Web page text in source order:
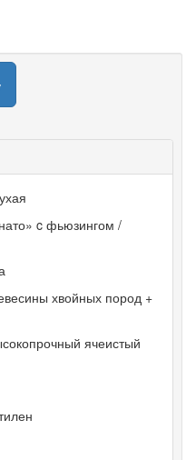
c фьюзингом /
хвойных пород +
ячеистый